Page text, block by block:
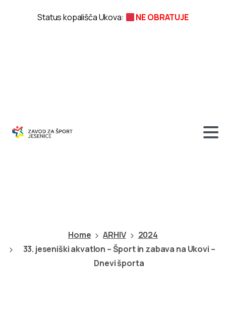
Home ARHIV
2024
33. jeseniški akvatlon – Šport in zabava na Ukovi –
Dnevi športa
Status kopališča Ukova: NE OBRATUJE